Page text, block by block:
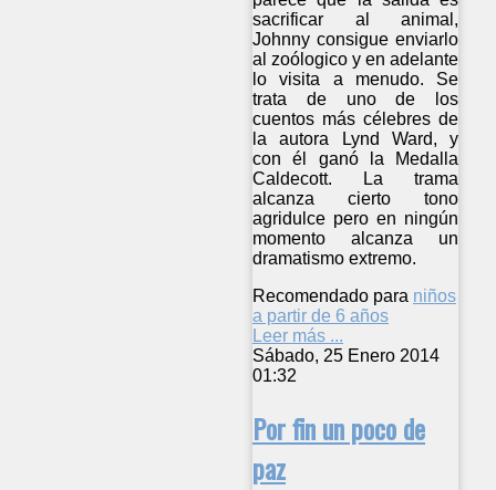
sacrificar al animal,
Johnny consigue enviarlo
al zoólogico y en adelante
lo visita a menudo. Se
trata de uno de los
cuentos más célebres de
la autora Lynd Ward, y
con él ganó la Medalla
Caldecott. La trama
alcanza cierto tono
agridulce pero en ningún
momento alcanza un
dramatismo extremo.
Recomendado para niños
a partir de 6 años
Leer más ...
Sábado, 25 Enero 2014
01:32
Por fin un poco de
paz